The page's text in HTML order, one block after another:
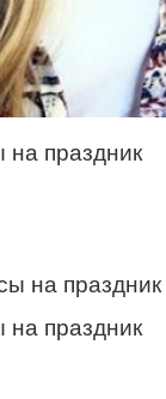
на праздник
на праздник